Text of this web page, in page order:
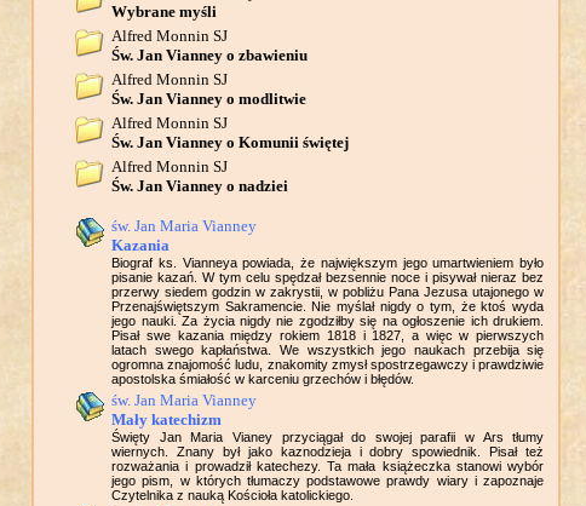
Wybrane myśli
Alfred Monnin SJ
Św. Jan Vianney o zbawieniu
Alfred Monnin SJ
Św. Jan Vianney o modlitwie
Alfred Monnin SJ
Św. Jan Vianney o Komunii świętej
Alfred Monnin SJ
Św. Jan Vianney o nadziei
św. Jan Maria Vianney
Kazania
Biograf ks. Vianneya powiada, że największym jego umartwieniem było
pisanie kazań. W tym celu spędzał bezsennie noce i pisywał nieraz bez
przerwy siedem godzin w zakrystii, w pobliżu Pana Jezusa utajonego w
Przenajświętszym Sakramencie. Nie myślał nigdy o tym, że ktoś wyda
jego nauki. Za życia nigdy nie zgodziłby się na ogłoszenie ich drukiem.
Pisał swe kazania między rokiem 1818 i 1827, a więc w pierwszych
latach swego kapłaństwa. We wszystkich jego naukach przebija się
ogromna znajomość ludu, znakomity zmysł spostrzegawczy i prawdziwie
apostolska śmiałość w karceniu grzechów i błędów.
św. Jan Maria Vianney
Mały katechizm
Święty Jan Maria Vianey przyciągał do swojej parafii w Ars tłumy
wiernych. Znany był jako kaznodzieja i dobry spowiednik. Pisał też
rozważania i prowadził katechezy. Ta mała książeczka stanowi wybór
jego pism, w których tłumaczy podstawowe prawdy wiary i zapoznaje
Czytelnika z nauką Kościoła katolickiego.